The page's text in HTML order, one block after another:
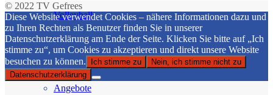
Volleyball
Angebote
© 2022 TV Gefrees
Diese Website verwendet Cookies – nähere Informationen dazu und
zu Ihren Rechten als Benutzer finden Sie in unserer
Datenschutzerklärung am Ende der Seite. Klicken Sie bitte auf „Ich
stimme zu“, um Cookies zu akzeptieren und direkt unsere Website
besuchen zu können.
Ich stimme zu
Nein, ich stimme nicht zu
Datenschutzerklärung